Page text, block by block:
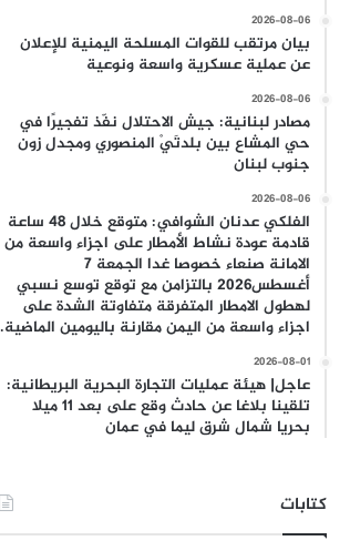
2026-08-06
بيان مرتقب للقوات المسلحة اليمنية للإعلان
عن عملية عسكرية واسعة ونوعية
2026-08-06
مصادر لبنانية: جيش الاحتلال نفّذ تفجيرًا في
حي المشاع بين بلدتَيْ المنصوري ومجدل زون
جنوب لبنان
2026-08-06
الفلكي عدنان الشوافي: متوقع خلال 48 ساعة
قادمة عودة نشاط الأمطار على اجزاء واسعة من
الامانة صنعاء خصوصا غدا الجمعة 7
أغسطس2026 بالتزامن مع توقع توسع نسبي
لهطول الامطار المتفرقة متفاوتة الشدة على
اجزاء واسعة من اليمن مقارنة باليومين الماضية.
2026-08-01
عاجل| هيئة عمليات التجارة البحرية البريطانية:
تلقينا بلاغا عن حادث وقع على بعد 11 ميلا
بحريا شمال شرق ليما في عمان
كتابات